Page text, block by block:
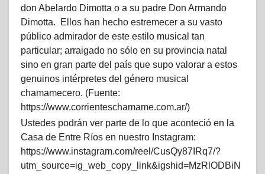
don Abelardo Dimotta o a su padre Don Armando
Dimotta. Ellos han hecho estremecer a su vasto
público admirador de este estilo musical tan
particular; arraigado no sólo en su provincia natal
sino en gran parte del país que supo valorar a estos
genuinos intérpretes del género musical
chamamecero. (Fuente:
https://www.corrienteschamame.com.ar/)
Ustedes podrán ver parte de lo que aconteció en la
Casa de Entre Ríos en nuestro Instagram:
https://www.instagram.com/reel/CusQy87IRq7/?
utm_source=ig_web_copy_link&igshid=MzRlODBiN